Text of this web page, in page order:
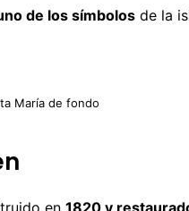
de los símbolos de la
María de fondo
en 1820 y